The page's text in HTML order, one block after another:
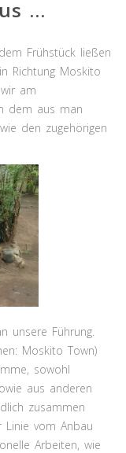
...
Frühstück ließen
Richtung Moskito
am
dem aus man
den zugehörigen
unsere Führung.
Moskito Town)
sowohl
aus anderen
zusammen
vom Anbau
Arbeiten, wie